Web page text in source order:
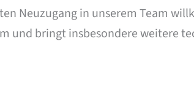
Neuzugang in unserem Team
und bringt insbesondere weitere